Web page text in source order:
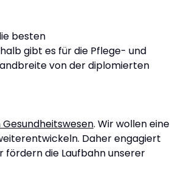
besten
gibt es für die Pflege- und
von der diplomierten
. Wir wollen eine
Daher engagiert
fördern die Laufbahn unserer